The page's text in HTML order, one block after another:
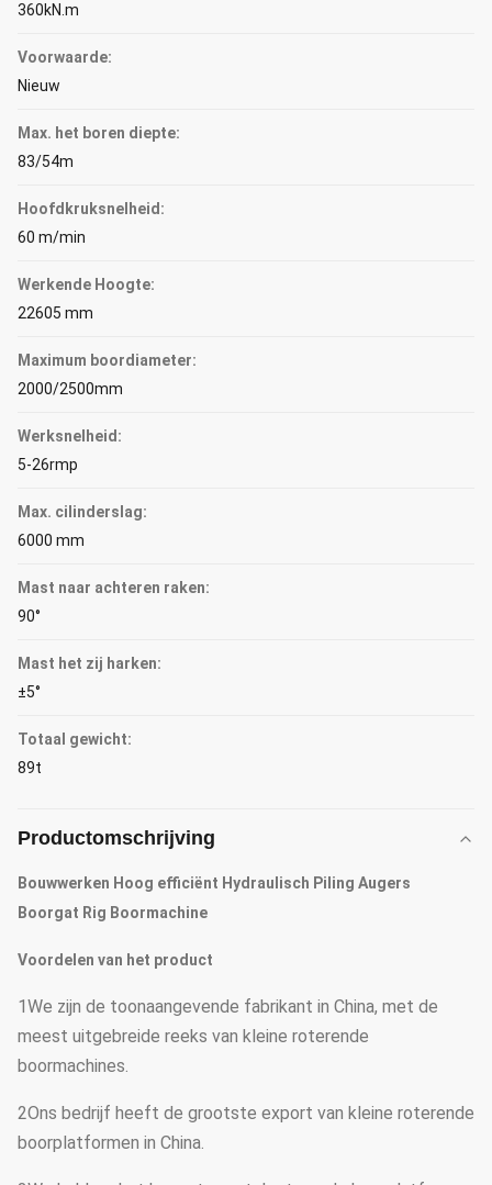
360kN.m
Voorwaarde:
Nieuw
Max. het boren diepte:
83/54m
Hoofdkruksnelheid:
60 m/min
Werkende Hoogte:
22605 mm
Maximum boordiameter:
2000/2500mm
Werksnelheid:
5-26rmp
Max. cilinderslag:
6000 mm
Mast naar achteren raken:
90°
Mast het zij harken:
±5°
Totaal gewicht:
89t
Productomschrijving
Bouwwerken Hoog efficiënt Hydraulisch Piling Augers
Boorgat Rig Boormachine
Voordelen van het product
1We zijn de toonaangevende fabrikant in China, met de
meest uitgebreide reeks van kleine roterende
boormachines.
2Ons bedrijf heeft de grootste export van kleine roterende
boorplatformen in China.